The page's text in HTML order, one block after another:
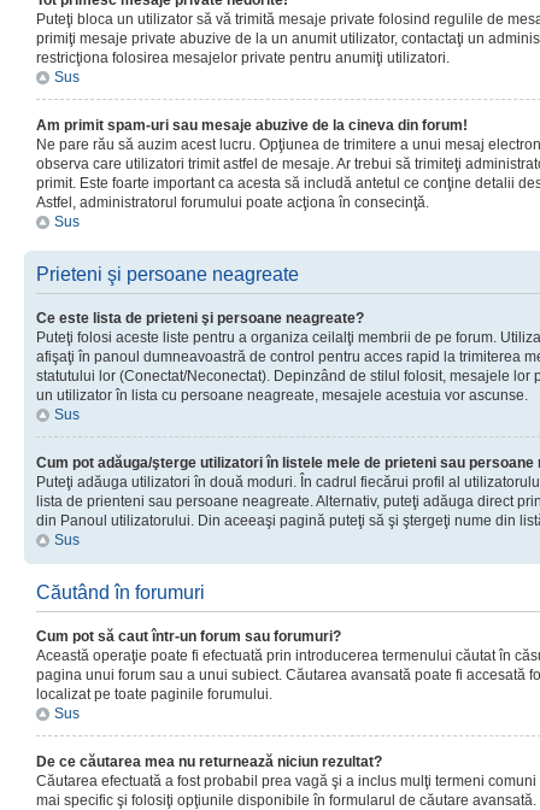
Puteţi bloca un utilizator să vă trimită mesaje private folosind regulile de
primiţi mesaje private abuzive de la un anumit utilizator, contactaţi un
restricţiona folosirea mesajelor private pentru anumiţi utilizatori.
Sus
Am primit spam-uri sau mesaje abuzive de la cineva din forum!
Ne pare rău să auzim acest lucru. Opţiunea de trimitere a unui mesaj
observa care utilizatori trimit astfel de mesaje. Ar trebui să trimiteţi
primit. Este foarte important ca acesta să includă antetul ce conţine detalii
Astfel, administratorul forumului poate acţiona în consecinţă.
Sus
Prieteni şi persoane neagreate
Ce este lista de prieteni şi persoane neagreate?
Puteţi folosi aceste liste pentru a organiza ceilalţi membrii de pe forum.
afişaţi în panoul dumneavoastră de control pentru acces rapid la trimiterea
statutului lor (Conectat/Neconectat). Depinzând de stilul folosit, mesajele lor
un utilizator în lista cu persoane neagreate, mesajele acestuia vor ascunse.
Sus
Cum pot adăuga/şterge utilizatori în listele mele de prieteni sau persoane
Puteţi adăuga utilizatori în două moduri. În cadrul fiecărui profil al
lista de prienteni sau persoane neagreate. Alternativ, puteţi adăuga direct
din Panoul utilizatorului. Din aceeaşi pagină puteţi să şi ştergeţi nume din
Sus
Căutând în forumuri
Cum pot să caut într-un forum sau forumuri?
Această operaţie poate fi efectuată prin introducerea termenului căutat în
pagina unui forum sau a unui subiect. Căutarea avansată poate fi accesată
localizat pe toate paginile forumului.
Sus
De ce căutarea mea nu returnează niciun rezultat?
Căutarea efectuată a fost probabil prea vagă şi a inclus mulţi termeni
mai specific şi folosiţi opţiunile disponibile în formularul de căutare avansată.